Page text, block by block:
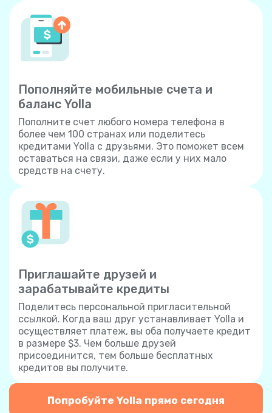
Пополняйте мобильные счета и
баланс Yolla
Пополните счет любого номера телефона в
более чем 100 странах или поделитесь
кредитами Yolla с друзьями. Это поможет всем
оставаться на связи, даже если у них мало
средств на счету.
Приглашайте друзей и
зарабатывайте кредиты
Поделитесь персональной пригласительной
ссылкой. Когда ваш друг устанавливает Yolla и
осуществляет платеж, вы оба получаете кредит
в размере $3. Чем больше друзей
присоединится, тем больше бесплатных
кредитов вы получите.
Попробуйте Yolla прямо сегодня